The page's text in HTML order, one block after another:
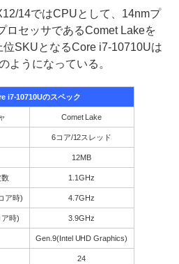
14ではCPUとして、14nmプ
ロセッサであるComet Lakeを
SKUとなるCore i7-10710Uは
ようになっている。
i7-10710Uのスペック
Comet Lake
6コア/12スレッド
12MB
数 1.1GHz
ア時) 4.7GHz
時) 3.9GHz
Gen.9(Intel UHD Graphics)
24